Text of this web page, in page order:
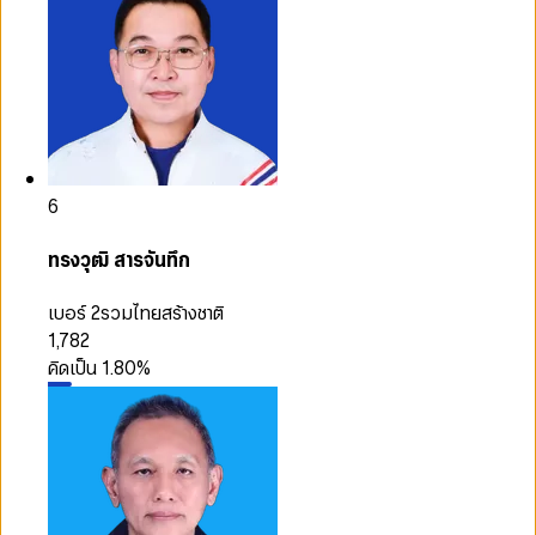
6
ทรงวุฒิ สารจันทึก
เบอร์ 2รวมไทยสร้างชาติ
1,782
คิดเป็น 1.80%